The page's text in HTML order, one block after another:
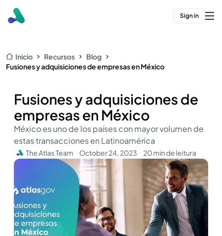
Sign in
Inicio Recursos
Blog
Fusiones y adquisiciones de empresas en México
Fusiones y adquisiciones de
empresas en México
México es uno de los países con mayor volumen de
estas transacciones en Latinoamérica
The Atlas Team ・ October 24, 2023 ・ 20 min de leitura